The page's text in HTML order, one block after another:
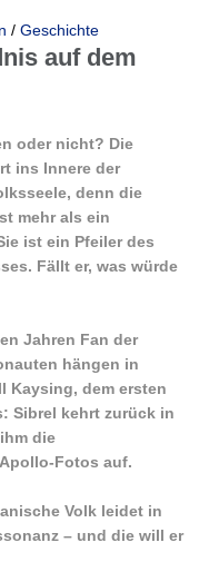
/ Geschichte
auf dem
oder nicht? Die
ins Innere der
denn die
mehr als ein
ist ein Pfeiler des
Fällt er, was würde
Jahren Fan der
hängen in
Kaysing, dem ersten
Sibrel kehrt zurück in
die
Fotos auf.
Volk leidet in
– und die will er